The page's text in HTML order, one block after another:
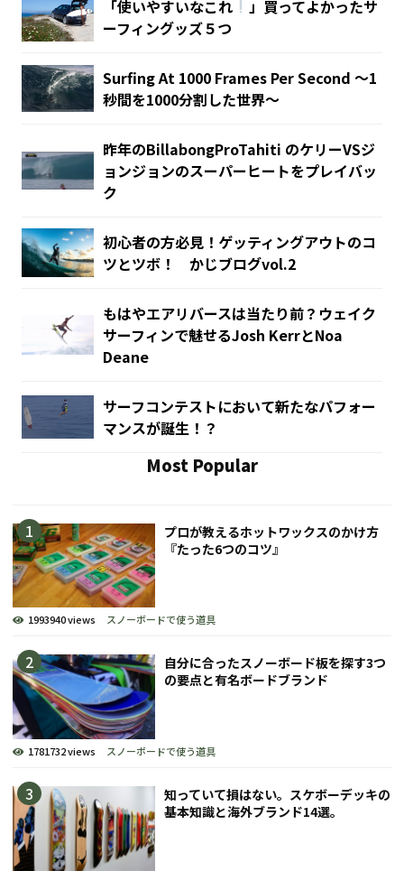
「使いやすいなこれ
」買ってよかったサ
ーフィングッズ５つ
Surfing At 1000 Frames Per Second 〜1
秒間を1000分割した世界〜
昨年のBillabongProTahiti‬ のケリーVSジ
ョンジョンのスーパーヒートをプレイバッ
ク
初心者の方必見！ゲッティングアウトのコ
ツとツボ！ かじブログvol.2
もはやエアリバースは当たり前？ウェイク
サーフィンで魅せるJosh KerrとNoa
Deane
サーフコンテストにおいて新たなパフォー
マンスが誕生！？
Most Popular
プロが教えるホットワックスのかけ方
『たった6つのコツ』
1993940 views スノーボードで使う道具
自分に合ったスノーボード板を探す3つ
の要点と有名ボードブランド
1781732 views スノーボードで使う道具
知っていて損はない。スケボーデッキの
基本知識と海外ブランド14選。